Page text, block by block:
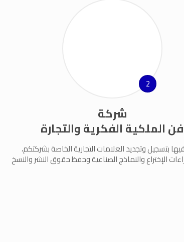
2
شركة
فن الملكية الفكرية والتجارة
بتسجيل وتجديد العلامات التجارية الخاصة بشركتكم،
الإختراع والنماذج الصناعية وحفظ حقوق النشر والنسخ